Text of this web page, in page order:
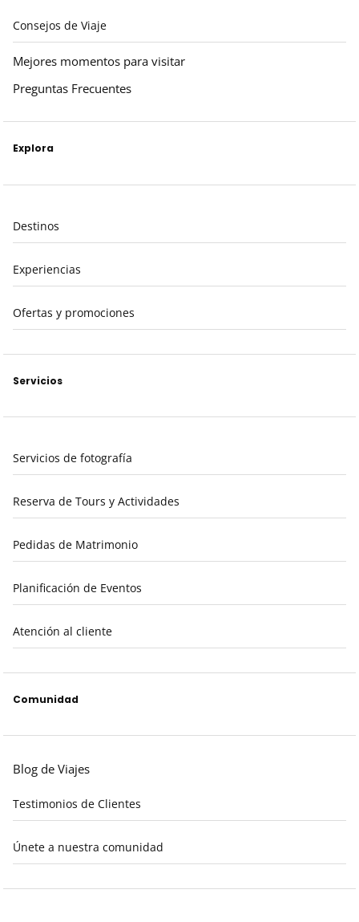
Consejos de Viaje
Mejores momentos para visitar
Preguntas Frecuentes
Explora
Destinos
Experiencias
Ofertas y promociones
Servicios
Servicios de fotografía
Reserva de Tours y Actividades
Pedidas de Matrimonio
Planificación de Eventos
Atención al cliente
Comunidad
Blog de Viajes
Testimonios de Clientes
Únete a nuestra comunidad